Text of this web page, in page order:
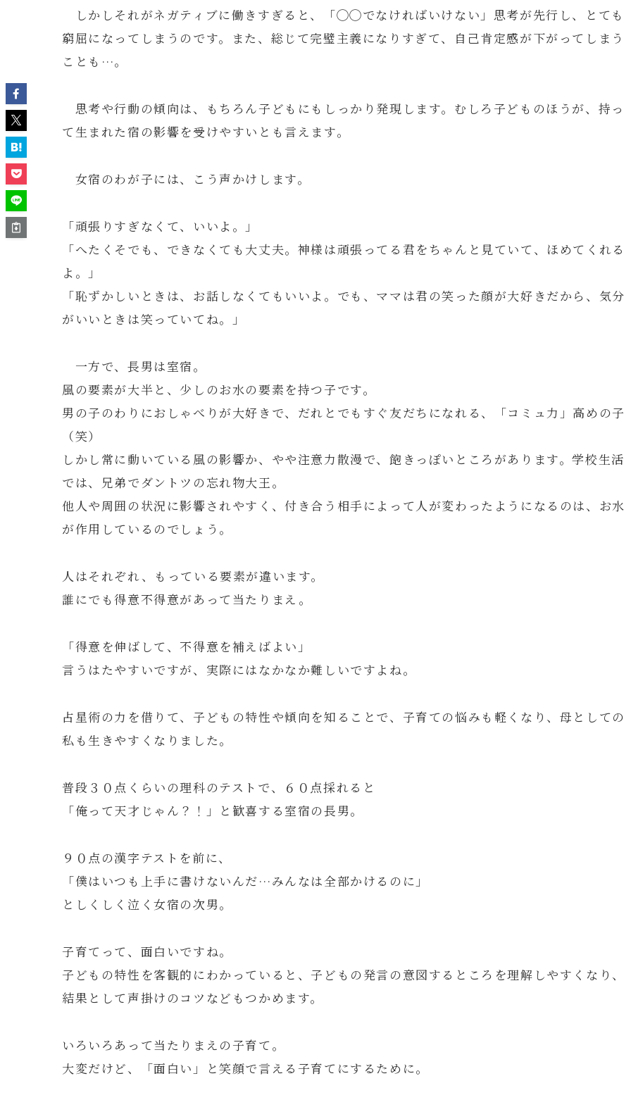
しかしそれがネガティブに働きすぎると、「◯◯でなければいけない」思考が先行し、とても
窮屈になってしまうのです。また、総じて完璧主義になりすぎて、自己肯定感が下がってしまう
ことも…。
思考や行動の傾向は、もちろん子どもにもしっかり発現します。むしろ子どものほうが、持っ
て生まれた宿の影響を受けやすいとも言えます。
女宿のわが子には、こう声かけします。
「頑張りすぎなくて、いいよ。」
「へたくそでも、できなくても大丈夫。神様は頑張ってる君をちゃんと見ていて、ほめてくれる
よ。」
「恥ずかしいときは、お話しなくてもいいよ。でも、ママは君の笑った顔が大好きだから、気分
がいいときは笑っていてね。」
一方で、長男は室宿。
風の要素が大半と、少しのお水の要素を持つ子です。
男の子のわりにおしゃべりが大好きで、だれとでもすぐ友だちになれる、「コミュ力」高めの子
（笑）
しかし常に動いている風の影響か、やや注意力散漫で、飽きっぽいところがあります。学校生活
では、兄弟でダントツの忘れ物大王。
他人や周囲の状況に影響されやすく、付き合う相手によって人が変わったようになるのは、お水
が作用しているのでしょう。
人はそれぞれ、もっている要素が違います。
誰にでも得意不得意があって当たりまえ。
「得意を伸ばして、不得意を補えばよい」
言うはたやすいですが、実際にはなかなか難しいですよね。
占星術の力を借りて、子どもの特性や傾向を知ることで、子育ての悩みも軽くなり、母としての
私も生きやすくなりました。
普段３０点くらいの理科のテストで、６０点採れると
「俺って天才じゃん？！」と歓喜する室宿の長男。
９０点の漢字テストを前に、
「僕はいつも上手に書けないんだ…みんなは全部かけるのに」
としくしく泣く女宿の次男。
子育てって、面白いですね。
子どもの特性を客観的にわかっていると、子どもの発言の意図するところを理解しやすくなり、
結果として声掛けのコツなどもつかめます。
いろいろあって当たりまえの子育て。
大変だけど、「面白い」と笑顔で言える子育てにするために。